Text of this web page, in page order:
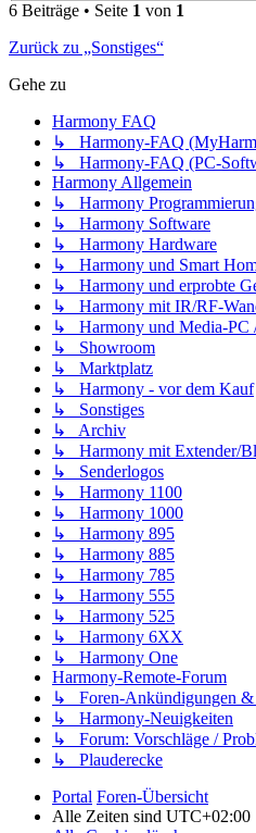
6 Beiträge • Seite 1 von 1
Zurück zu „Sonstiges“
Gehe zu
Harmony FAQ
↳ Harmony-FAQ
↳ Harmony-FAQ (PC-
Harmony Allgemein
↳ Harmony
↳ Harmony Software
↳ Harmony Hardware
↳ Harmony und Smart
↳ Harmony und erprobte
↳ Harmony mit IR/RF-
↳ Harmony und Media-PC
↳ Showroom
↳ Marktplatz
↳ Harmony - vor dem Kauf
↳ Sonstiges
↳ Archiv
↳ Harmony mit Extender/
↳ Senderlogos
↳ Harmony 1100
↳ Harmony 1000
↳ Harmony 895
↳ Harmony 885
↳ Harmony 785
↳ Harmony 555
↳ Harmony 525
↳ Harmony 6XX
↳ Harmony One
Harmony-Remote-Forum
↳ Foren-Ankündigungen &
↳ Harmony-Neuigkeiten
↳ Forum: Vorschläge /
↳ Plauderecke
Portal Foren-Übersicht
Alle Zeiten sind UTC+02:00